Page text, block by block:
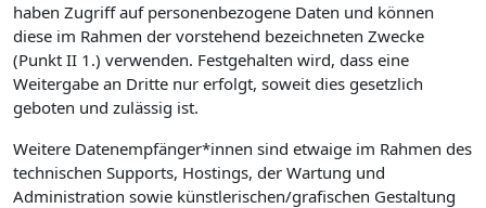
haben Zugriff auf personenbezogene Daten und können
diese im Rahmen der vorstehend bezeichneten Zwecke
(Punkt II 1.) verwenden. Festgehalten wird, dass eine
Weitergabe an Dritte nur erfolgt, soweit dies gesetzlich
geboten und zulässig ist.
Weitere Datenempfänger*innen sind etwaige im Rahmen des
technischen Supports, Hostings, der Wartung und
Administration sowie künstlerischen/grafischen Gestaltung